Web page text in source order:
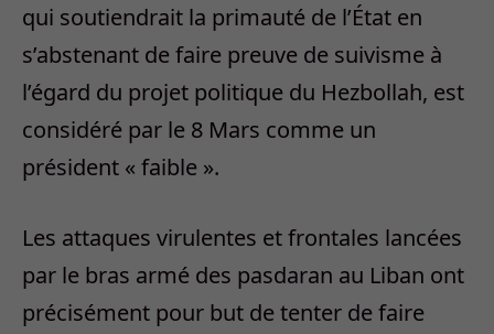
qui soutiendrait la primauté de l’État en
s’abstenant de faire preuve de suivisme à
l’égard du projet politique du Hezbollah, est
considéré par le 8 Mars comme un
président « faible ».
Les attaques virulentes et frontales lancées
par le bras armé des pasdaran au Liban ont
précisément pour but de tenter de faire